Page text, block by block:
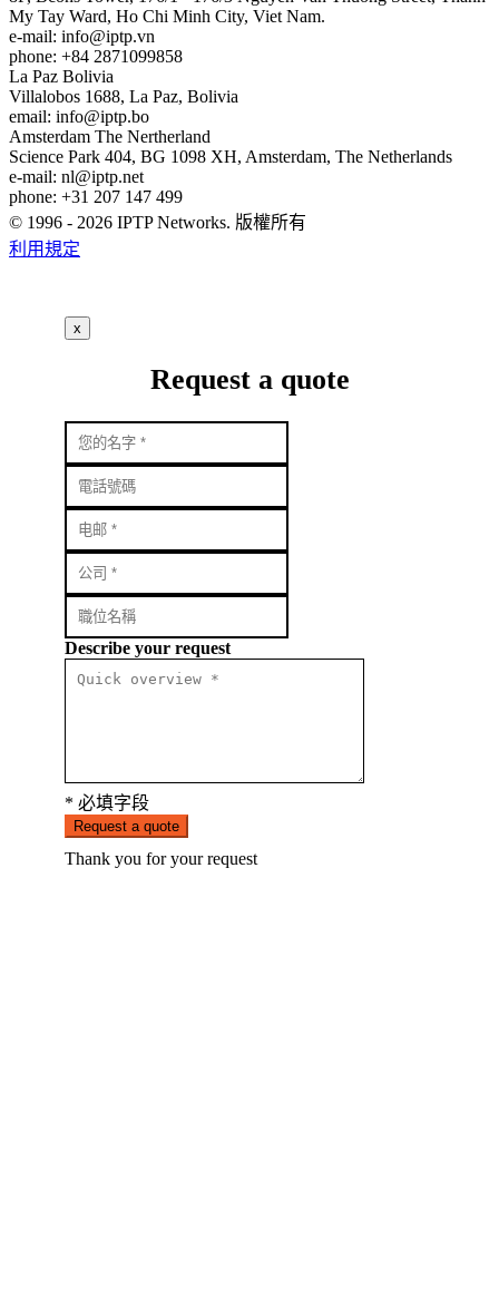
My Tay Ward, Ho Chi Minh City, Viet Nam.
e-mail: info
iptp.vn
phone: +84 2871099858
La Paz Bolivia
Villalobos 1688, La Paz, Bolivia
email: info
iptp.bo
Amsterdam The Nertherland
Science Park 404, BG 1098 XH, Amsterdam, The Netherlands
e-mail: nl
iptp.net
phone: +31 207 147 499
© 1996 - 2026 IPTP Networks. 版權所有
利用規定
x
Request a quote
Describe your request
* 必填字段
Request a quote
Thank you for your request